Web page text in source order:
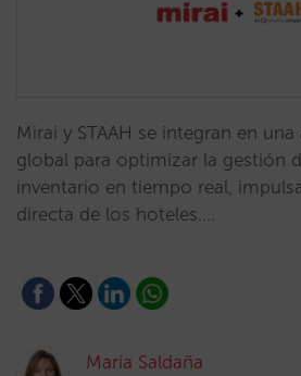
Mirai y STAAH se integran en
global para optimizar la gestión
inventario en tiempo real,
directa de los hoteles.…
María Saldaña